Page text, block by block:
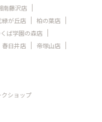
南藤沢店
緑が丘店
柏の葉店
ば学園の森店
春日井店
帝塚山店
クショップ